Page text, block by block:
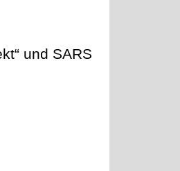
und SARS